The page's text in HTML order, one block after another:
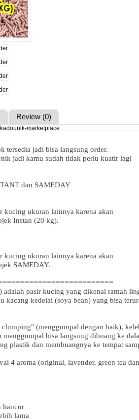
Review (0)
tersedia jadi bisa langsung order.
jadi kamu sudah tidak perlu kuatir lagi
dan SAMEDAY
kucing ukuran lainnya karena akan
Instan (20 kg).
kucing ukuran lainnya karena akan
SAMEDAY.
adalah pasir kucing yang dikenal ramah
kacang kedelai (soya bean) yang bisa
(menggumpal dengan baik),
bisa langsung dibuang ke
plastik dan membuangnya ke tempat
4 aroma (original, lavender, green tea dan
hancur
lama